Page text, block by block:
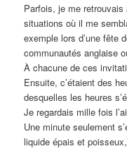
Parfois, je me
situations où il me
exemple lors d’une fête
communautés anglaise
À chacune de ces
Ensuite, c’étaient des
desquelles les heures
Je regardais mille fois
Une minute seulement
liquide épais et